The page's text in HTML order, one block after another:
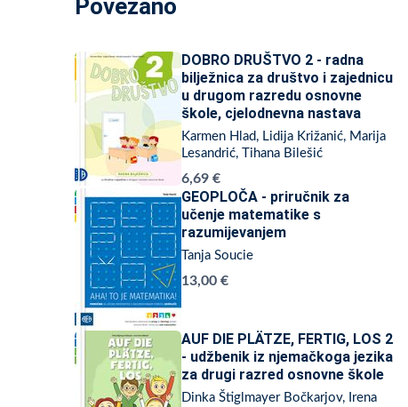
Povezano
DOBRO DRUŠTVO 2 - radna
bilježnica za društvo i zajednicu
u drugom razredu osnovne
škole, cjelodnevna nastava
Karmen Hlad, Lidija Križanić, Marija
Lesandrić, Tihana Bilešić
6,69 €
GEOPLOČA - priručnik za
učenje matematike s
razumijevanjem
Tanja Soucie
13,00 €
AUF DIE PLÄTZE, FERTIG, LOS 2
- udžbenik iz njemačkoga jezika
za drugi razred osnovne škole
Dinka Štiglmayer Bočkarjov, Irena